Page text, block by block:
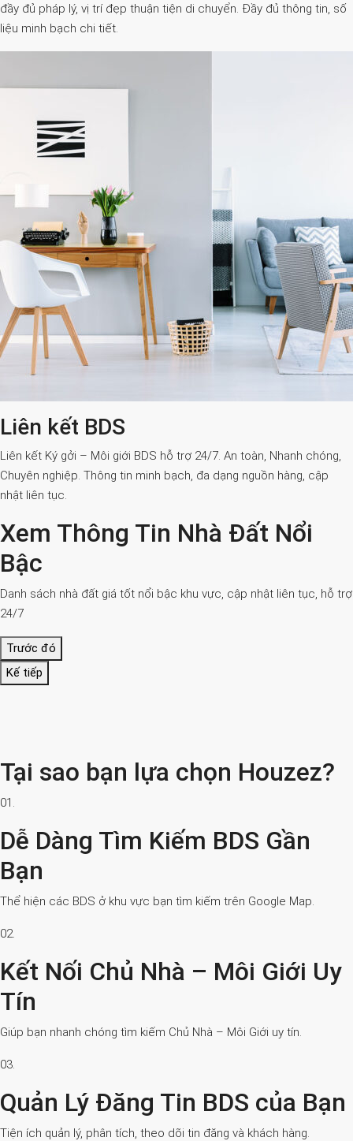
đầy đủ pháp lý, vị trí đẹp thuận tiện di chuyển. Đầy đủ thông tin, số
liệu minh bạch chi tiết.
Liên kết BDS
Liên kết Ký gởi – Môi giới BDS hỗ trợ 24/7. An toàn, Nhanh chóng,
Chuyên nghiệp. Thông tin minh bạch, đa dạng nguồn hàng, cập
nhật liên tục.
Xem Thông Tin Nhà Đất Nổi
Bậc
Danh sách nhà đất giá tốt nổi bậc khu vực, cập nhật liên tục, hỗ trợ
24/7
Trước đó
Kế tiếp
Tại sao bạn lựa chọn Houzez?
01.
Dễ Dàng Tìm Kiếm BDS Gần
Bạn
Thể hiện các BDS ở khu vực bạn tìm kiếm trên Google Map.
02.
Kết Nối Chủ Nhà – Môi Giới Uy
Tín
Giúp bạn nhanh chóng tìm kiếm Chủ Nhà – Môi Giới uy tín.
03.
Quản Lý Đăng Tin BDS của Bạn
Tiện ích quản lý, phân tích, theo dõi tin đăng và khách hàng.